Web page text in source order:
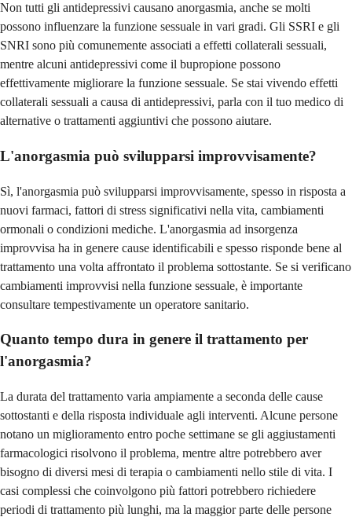
Non tutti gli antidepressivi causano anorgasmia, anche se molti
possono influenzare la funzione sessuale in vari gradi. Gli SSRI e gli
SNRI sono più comunemente associati a effetti collaterali sessuali,
mentre alcuni antidepressivi come il bupropione possono
effettivamente migliorare la funzione sessuale. Se stai vivendo effetti
collaterali sessuali a causa di antidepressivi, parla con il tuo medico di
alternative o trattamenti aggiuntivi che possono aiutare.
L'anorgasmia può svilupparsi improvvisamente?
Sì, l'anorgasmia può svilupparsi improvvisamente, spesso in risposta a
nuovi farmaci, fattori di stress significativi nella vita, cambiamenti
ormonali o condizioni mediche. L'anorgasmia ad insorgenza
improvvisa ha in genere cause identificabili e spesso risponde bene al
trattamento una volta affrontato il problema sottostante. Se si verificano
cambiamenti improvvisi nella funzione sessuale, è importante
consultare tempestivamente un operatore sanitario.
Quanto tempo dura in genere il trattamento per
l'anorgasmia?
La durata del trattamento varia ampiamente a seconda delle cause
sottostanti e della risposta individuale agli interventi. Alcune persone
notano un miglioramento entro poche settimane se gli aggiustamenti
farmacologici risolvono il problema, mentre altre potrebbero aver
bisogno di diversi mesi di terapia o cambiamenti nello stile di vita. I
casi complessi che coinvolgono più fattori potrebbero richiedere
periodi di trattamento più lunghi, ma la maggior parte delle persone